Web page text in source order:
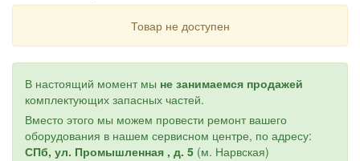
Товар не доступен
В настоящий момент мы не занимаемся продажей
комплектующих запасных частей.
Вместо этого мы можем провести ремонт вашего
оборудования в нашем сервисном центре, по адресу:
СПб, ул. Промышленная , д. 5 (м. Нарвская)